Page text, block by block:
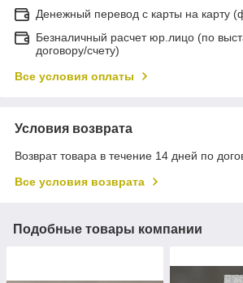
Денежный перевод с карты на карту
Безналичный расчет юр.лицо (по
договору/счету)
Все условия оплаты
Условия возврата
Возврат товара в течение 14 дней по
Все условия возврата
Подобные товары компании